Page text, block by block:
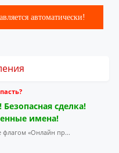
автоматически!
сделка!
имена!
флагом «Онлайн пр...